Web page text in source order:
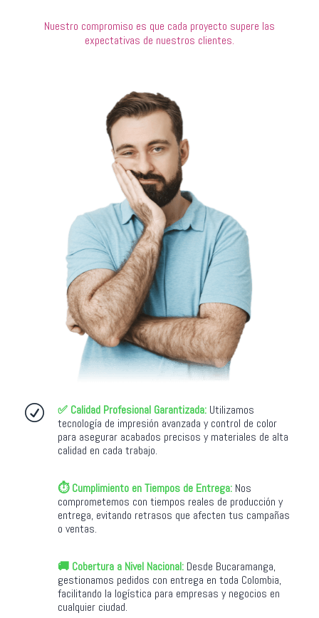
Nuestro compromiso es que cada proyecto supere las
expectativas de nuestros clientes.
R ✅ Calidad Profesional Garantizada: Utilizamos
tecnología de impresión avanzada y control de color
para asegurar acabados precisos y materiales de alta
calidad en cada trabajo.
⏱️ Cumplimiento en Tiempos de Entrega: Nos
comprometemos con tiempos reales de producción y
entrega, evitando retrasos que afecten tus campañas
o ventas.
🚚 Cobertura a Nivel Nacional: Desde Bucaramanga,
gestionamos pedidos con entrega en toda Colombia,
facilitando la logística para empresas y negocios en
cualquier ciudad.